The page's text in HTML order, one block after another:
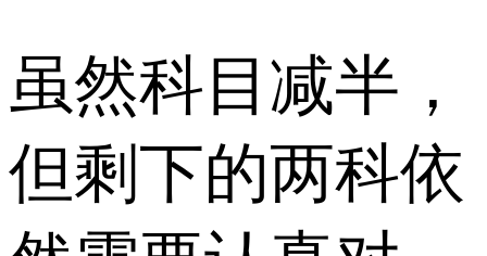
虽然科目减半，
但剩下的两科依